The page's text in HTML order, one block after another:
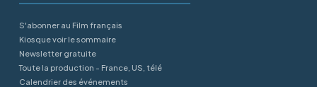
S'abonner au Film français
Kiosque voir le sommaire
Newsletter gratuite
Toute la production - France, US, télé
Calendrier des événements